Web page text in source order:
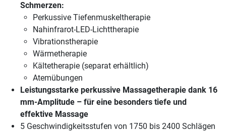
Schmerzen:
Perkussive Tiefenmuskeltherapie
Nahinfrarot-LED-Lichttherapie
Vibrationstherapie
Wärmetherapie
Kältetherapie (separat erhältlich)
Atemübungen
Leistungsstarke perkussive Massagetherapie dank 16
mm-Amplitude – für eine besonders tiefe und
effektive Massage
5 Geschwindigkeitsstufen von 1750 bis 2400 Schlägen